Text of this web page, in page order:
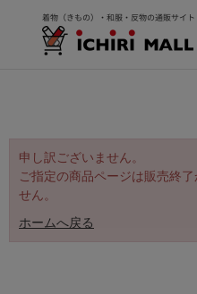
申し訳ございません。
ご指定の商品ページは販売終
せん。
ホームへ戻る